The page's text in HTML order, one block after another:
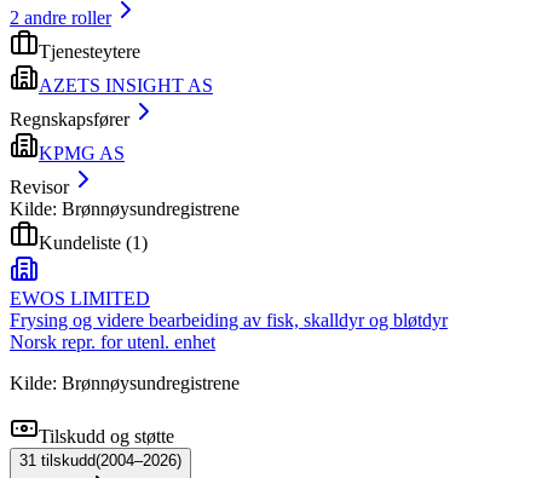
2 andre roller
Tjenesteytere
AZETS INSIGHT AS
Regnskapsfører
KPMG AS
Revisor
Kilde: Brønnøysundregistrene
Kundeliste (1)
EWOS LIMITED
Frysing og videre bearbeiding av fisk, skalldyr og bløtdyr
Norsk repr. for utenl. enhet
Kilde: Brønnøysundregistrene
Tilskudd og støtte
31 tilskudd(2004–2026)